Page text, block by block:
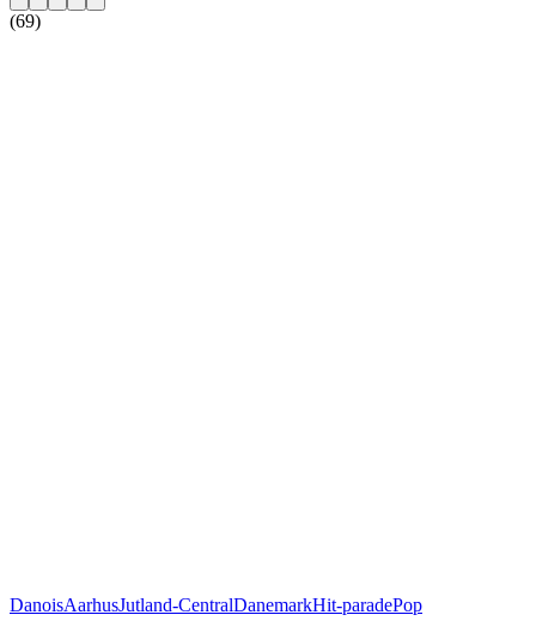
(69)
DanoisAarhusJutland-CentralDanemarkHit-paradePop